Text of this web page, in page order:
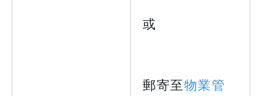
或
郵寄至物業管